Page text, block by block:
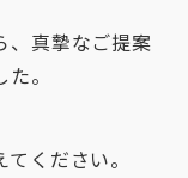
、真摯なご提案
。
ください。